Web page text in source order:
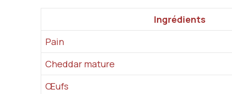
Ingrédients
Pain
Cheddar mature
Œufs